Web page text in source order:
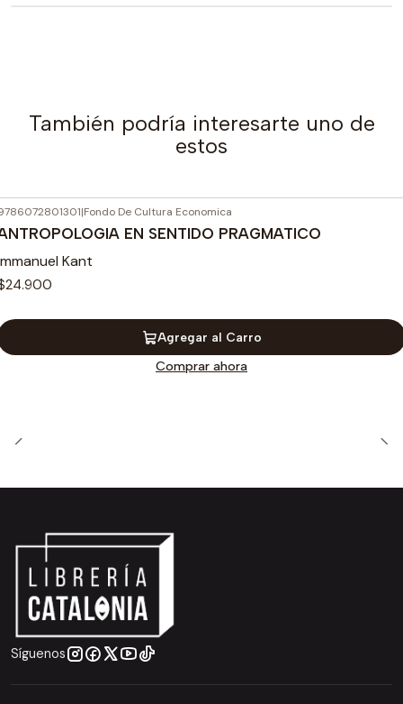
También podría interesarte uno de
estos
|Fondo De Cultura Economica
EN SENTIDO PRAGMATICO
Kant
Agregar al Carro
Comprar ahora
Síguenos